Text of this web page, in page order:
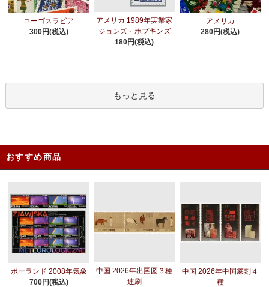
ユーゴスラビア
300円(税込)
アメリカ 1989年実業家
ジョンズ・ホプキンズ
180円(税込)
アメリカ
280円(税込)
もっと見る
おすすめ商品
ポーランド 2008年気象
700円(税込)
中国 2026年出圉図３種
連刷
中国 2026年中国篆刻４
種